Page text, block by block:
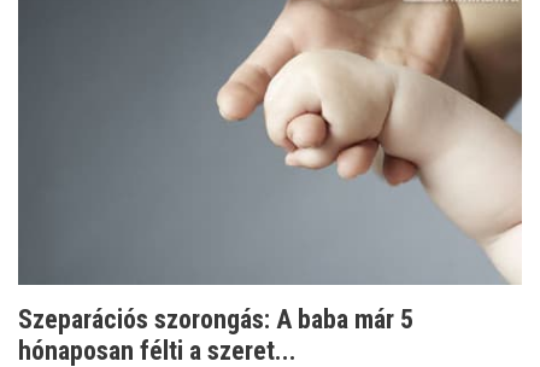
Szeparációs szorongás: A baba már 5
hónaposan félti a szeret...